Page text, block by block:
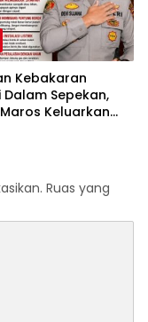
Kebakaran
Dalam Sepekan,
Keluarkan
Ruas yang